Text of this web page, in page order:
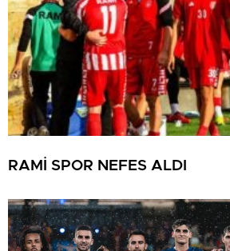
RAMİ SPOR NEFES ALDI